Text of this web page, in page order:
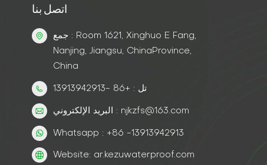
اتصل بنا
جمع : Room 1621, Xinghuo E Fang,
Nanjing, Jiangsu, ChinaProvince,
China
تل : +86 -13913942913
البريد الإلكتروني : njkzfs@163.com
Whatsapp : +86 -13913942913
Website: ar.kezuwaterproof.com